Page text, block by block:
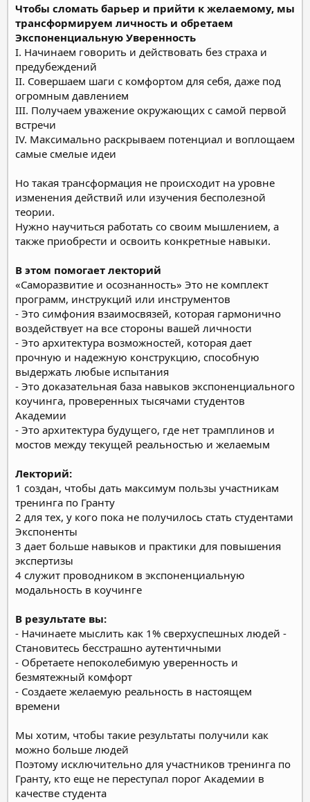
Чтобы сломать барьер и прийти к желаемому, мы
трансформируем личность и обретаем
Экспоненциальную Уверенность
I. Начинаем говорить и действовать без страха и
предубеждений
II. Совершаем шаги с комфортом для себя, даже под
огромным давлением
III. Получаем уважение окружающих с самой первой
встречи
IV. Максимально раскрываем потенциал и воплощаем
самые смелые идеи
Но такая трансформация не происходит на уровне
изменения действий или изучения бесполезной
теории.
Нужно научиться работать со своим мышлением, а
также приобрести и освоить конкретные навыки.
В этом помогает лекторий
«Саморазвитие и осознанность» Это не комплект
программ, инструкций или инструментов
- Это симфония взаимосвязей, которая гармонично
воздействует на все стороны вашей личности
- Это архитектура возможностей, которая дает
прочную и надежную конструкцию, способную
выдержать любые испытания
- Это доказательная база навыков экспоненциального
коучинга, проверенных тысячами студентов
Академии
- Это архитектура будущего, где нет трамплинов и
мостов между текущей реальностью и желаемым
Лекторий:
1 cоздан, чтобы дать максимум пользы участникам
тренинга по Гранту
2 для тех, у кого пока не получилось стать студентами
Экспоненты
3 дает больше навыков и практики для повышения
экспертизы
4 служит проводником в экспоненциальную
модальность в коучинге
В результате вы:
- Начинаете мыслить как 1% сверхуспешных людей -
Становитесь бесстрашно аутентичными
- Обретаете непоколебимую уверенность и
безмятежный комфорт
- Создаете желаемую реальность в настоящем
времени
Мы хотим, чтобы такие результаты получили как
можно больше людей
Поэтому исключительно для участников тренинга по
Гранту, кто еще не переступал порог Академии в
качестве студента